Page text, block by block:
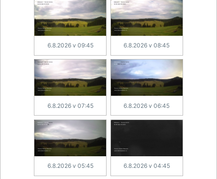
6.8.2026 v 09:45 6.8.2026 v 08:45
6.8.2026 v 07:45 6.8.2026 v 06:45
6.8.2026 v 05:45 6.8.2026 v 04:45